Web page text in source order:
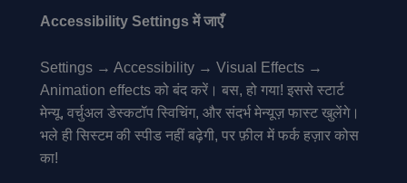
Accessibility Settings में जाएँ
Settings → Accessibility → Visual Effects →
Animation effects को बंद करें। बस, हो गया! इससे स्टार्ट
मेन्यू, वर्चुअल डेस्कटॉप स्विचिंग, और संदर्भ मेन्यूज़ फास्ट खुलेंगे।
भले ही सिस्टम की स्पीड नहीं बढ़ेगी, पर फ़ील में फर्क हज़ार कोस
का!